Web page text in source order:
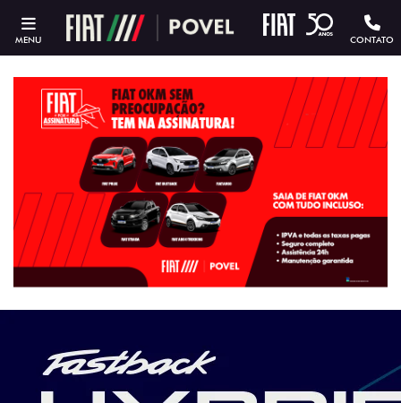
MENU CONTATO